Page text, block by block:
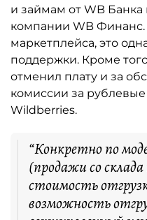
и займам от WB
компании WB
маркетплейса, это
поддержки. Кроме
отменил плату и за
комиссии за
Wildberries.
“Конкретно по
(продажи со
стоимость
возможность